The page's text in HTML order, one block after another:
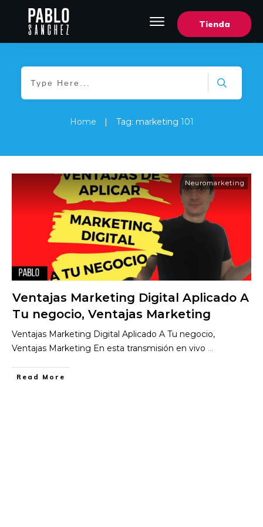
Tienda
Home Tag: marketing 101
Neuromarketing
Ventajas Marketing Digital Aplicado A
Tu negocio, Ventajas Marketing
Ventajas Marketing Digital Aplicado A Tu negocio,
Ventajas Marketing En esta transmisión en vivo ...
​Read More